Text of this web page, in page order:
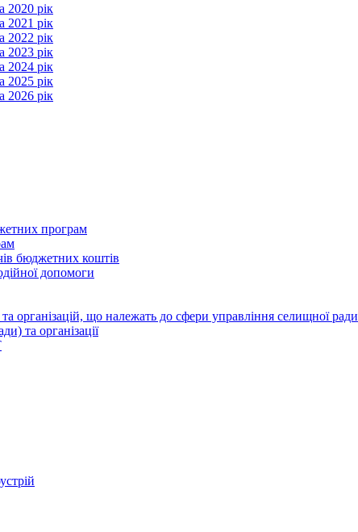
2020 рік
2021 рік
2022 рік
2023 рік
2024 рік
2025 рік
2026 рік
програм
бюджетних коштів
допомоги
організацій, що належать до сфери управління селищної ради
та організації